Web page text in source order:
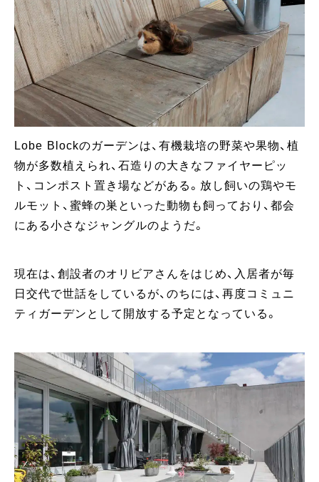
Lobe Blockのガーデンは、有機栽培の野菜や果物、植
物が多数植えられ、石造りの大きなファイヤーピッ
ト、コンポスト置き場などがある。放し飼いの鶏やモ
ルモット、蜜蜂の巣といった動物も飼っており、都会
にある小さなジャングルのようだ。
現在は、創設者のオリビアさんをはじめ、入居者が毎
日交代で世話をしているが、のちには、再度コミュニ
ティガーデンとして開放する予定となっている。